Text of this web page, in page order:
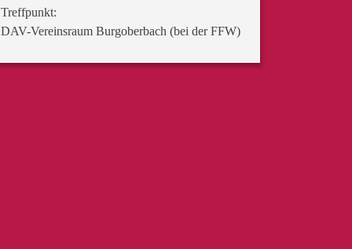
Treffpunkt:
DAV-Vereinsraum Burgoberbach (bei der FFW)